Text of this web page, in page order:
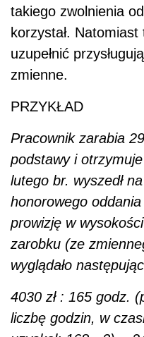
takiego zwolnienia
korzystał.
uzupełnić
zmienne.
PRZYKŁAD
Pracownik zarabia
podstawy i
lutego br. wyszedł
honorowego
prowizję w
zarobku (ze
wyglądało
4030 zł : 165 godz.
liczbę godzin, w